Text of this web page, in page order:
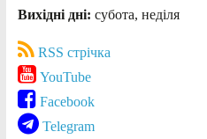
Вихідні дні: субота, неділя
RSS стрічка
YouTube
Facebook
Telegram